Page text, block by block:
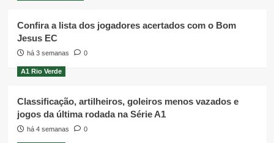
Confira a lista dos jogadores acertados com o Bom
Jesus EC
há 3 semanas 0
A1 Rio Verde
Classificação, artilheiros, goleiros menos vazados e
jogos da última rodada na Série A1
há 4 semanas 0